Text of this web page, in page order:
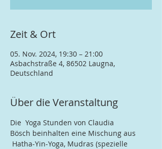
Zeit & Ort
05. Nov. 2024, 19:30 – 21:00
Asbachstraße 4, 86502 Laugna,
Deutschland
Über die Veranstaltung
Die  Yoga Stunden von Claudia
Bösch beinhalten eine Mischung aus
Hatha-Yin-Yoga, Mudras (spezielle